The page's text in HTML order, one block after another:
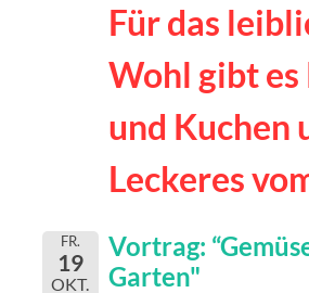
Für das
Wohl gibt es
und Kuchen
Leckeres
FR.
19
OKT.
Vortrag:
Garten"